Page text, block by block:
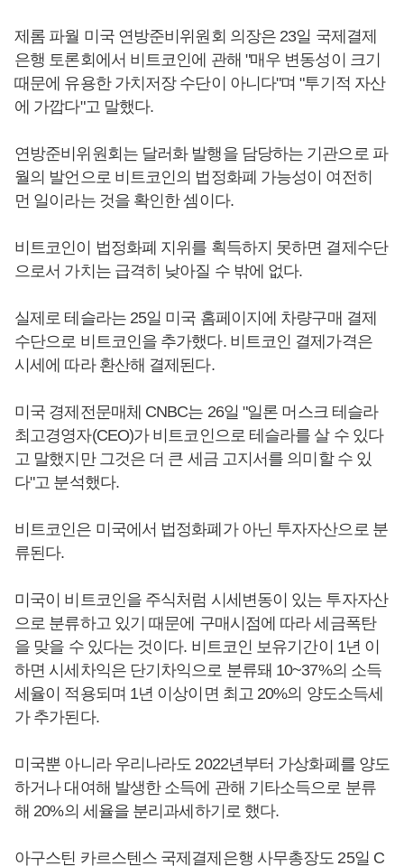
제롬 파월 미국 연방준비위원회 의장은 23일 국제결제
은행 토론회에서 비트코인에 관해 "매우 변동성이 크기
때문에 유용한 가치저장 수단이 아니다"며 "투기적 자산
에 가깝다"고 말했다.
연방준비위원회는 달러화 발행을 담당하는 기관으로 파
월의 발언으로 비트코인의 법정화폐 가능성이 여전히
먼 일이라는 것을 확인한 셈이다.
비트코인이 법정화폐 지위를 획득하지 못하면 결제수단
으로서 가치는 급격히 낮아질 수 밖에 없다.
실제로 테슬라는 25일 미국 홈페이지에 차량구매 결제
수단으로 비트코인을 추가했다. 비트코인 결제가격은
시세에 따라 환산해 결제된다.
미국 경제전문매체 CNBC는 26일 "일론 머스크 테슬라
최고경영자(CEO)가 비트코인으로 테슬라를 살 수 있다
고 말했지만 그것은 더 큰 세금 고지서를 의미할 수 있
다"고 분석했다.
비트코인은 미국에서 법정화폐가 아닌 투자자산으로 분
류된다.
미국이 비트코인을 주식처럼 시세변동이 있는 투자자산
으로 분류하고 있기 때문에 구매시점에 따라 세금폭탄
을 맞을 수 있다는 것이다. 비트코인 보유기간이 1년 이
하면 시세차익은 단기차익으로 분류돼 10~37%의 소득
세율이 적용되며 1년 이상이면 최고 20%의 양도소득세
가 추가된다.
미국뿐 아니라 우리나라도 2022년부터 가상화폐를 양도
하거나 대여해 발생한 소득에 관해 기타소득으로 분류
해 20%의 세율을 분리과세하기로 했다.
아구스틴 카르스텐스 국제결제은행 사무총장도 25일 C